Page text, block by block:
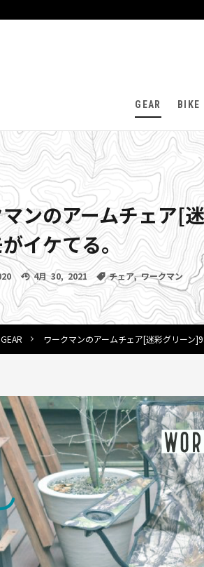
GEAR BIKE
マンのアームチェア[
イケてる。
4月 30, 2021 チェア,ワークマン
GEAR ワークマンのアームチェア[迷彩グリーン